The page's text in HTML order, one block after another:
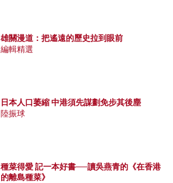
雄關漫道：把遙遠的歷史拉到眼前
編輯精選
日本人口萎縮 中港須先謀劃免步其後塵
陸振球
種菜得愛 記一本好書──讀吳燕青的《在香港
的離島種菜》